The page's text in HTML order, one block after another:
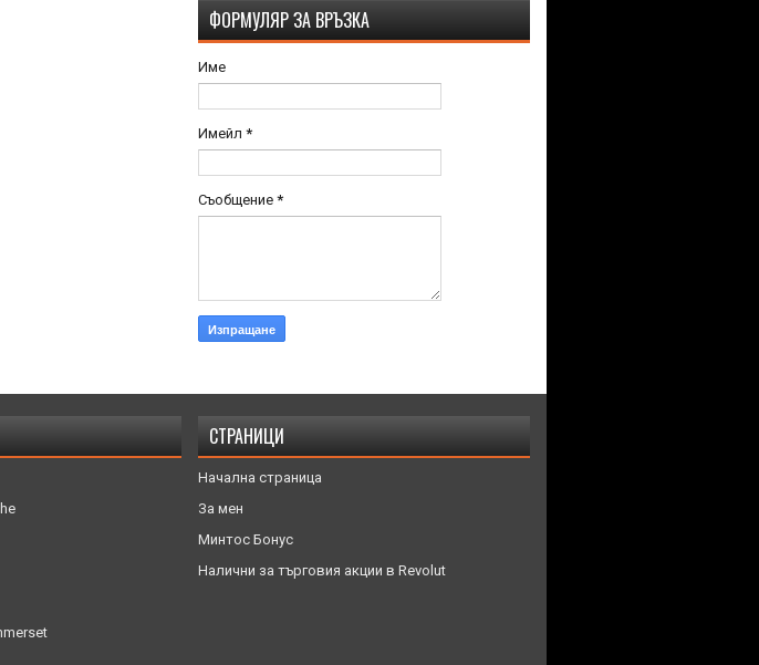
ФОРМУЛЯР ЗА ВРЪЗКА
Име
Имейл *
Съобщение *
СТРАНИЦИ
Начална страница
За мен
Минтос Бонус
Налични за търговия акции в Revolut